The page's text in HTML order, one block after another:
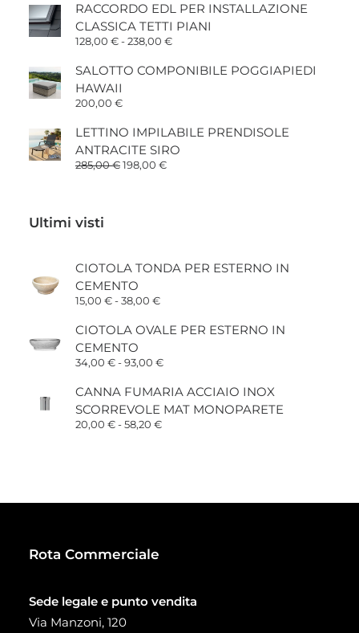
RACCORDO EDL PER INSTALLAZIONE
CLASSICA TETTI PIANI
128,00 €-238,00 €Fascia
prezzo:
da
SALOTTO COMPONIBILE POGGIAPIEDI
HAWAII
200,00 €
LETTINO IMPILABILE PRENDISOLE
ANTRACITE SIRO
285,00€Il
198,00 €Il
Ultimi visti
CIOTOLA TONDA PER ESTERNO IN
CEMENTO
15,00 €-38,00 €Fascia
prezzo:
da
a
CIOTOLA OVALE PER ESTERNO IN
CEMENTO
34,00 €-93,00 €Fascia
prezzo:
da
34,00 €
CANNA FUMARIA ACCIAIO INOX
SCORREVOLE MAT MONOPARETE
20,00 €-58,20 €Fascia
Rota Commerciale
Sede legale e punto vendita
Via Manzoni, 120